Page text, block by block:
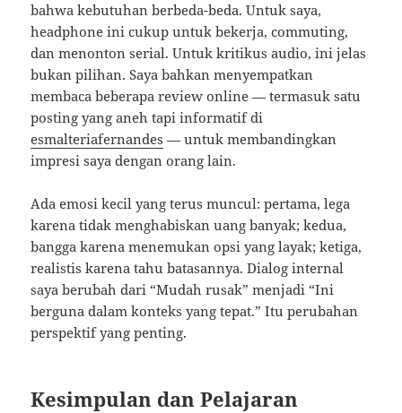
bahwa kebutuhan berbeda-beda. Untuk saya,
headphone ini cukup untuk bekerja, commuting,
dan menonton serial. Untuk kritikus audio, ini jelas
bukan pilihan. Saya bahkan menyempatkan
membaca beberapa review online — termasuk satu
posting yang aneh tapi informatif di
esmalteriafernandes — untuk membandingkan
impresi saya dengan orang lain.
Ada emosi kecil yang terus muncul: pertama, lega
karena tidak menghabiskan uang banyak; kedua,
bangga karena menemukan opsi yang layak; ketiga,
realistis karena tahu batasannya. Dialog internal
saya berubah dari “Mudah rusak” menjadi “Ini
berguna dalam konteks yang tepat.” Itu perubahan
perspektif yang penting.
Kesimpulan dan Pelajaran